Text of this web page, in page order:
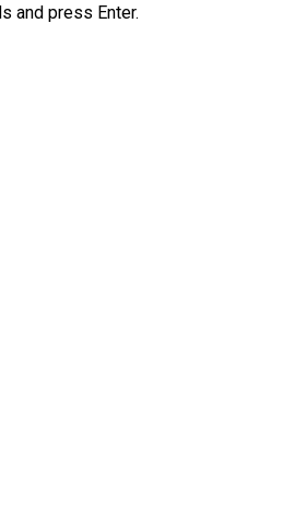
and press Enter.